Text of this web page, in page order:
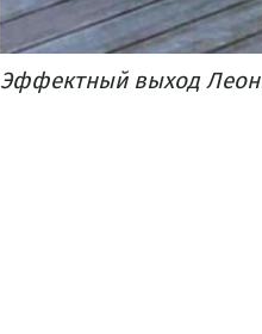
Эффектный выход